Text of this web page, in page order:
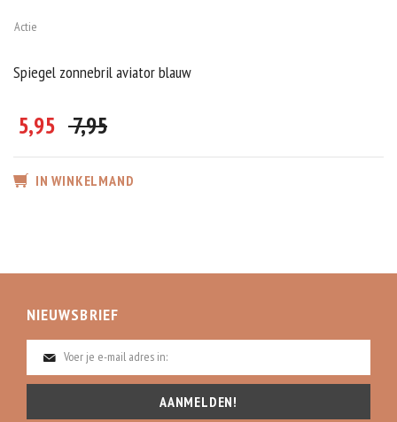
Actie
Spiegel zonnebril aviator blauw
7,95
5,95
IN WINKELMAND
NIEUWSBRIEF
AANMELDEN!